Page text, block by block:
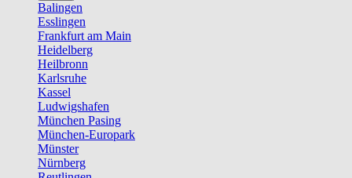
Balingen
Esslingen
Frankfurt am Main
Heidelberg
Heilbronn
Karlsruhe
Kassel
Ludwigshafen
München Pasing
München-Europark
Münster
Nürnberg